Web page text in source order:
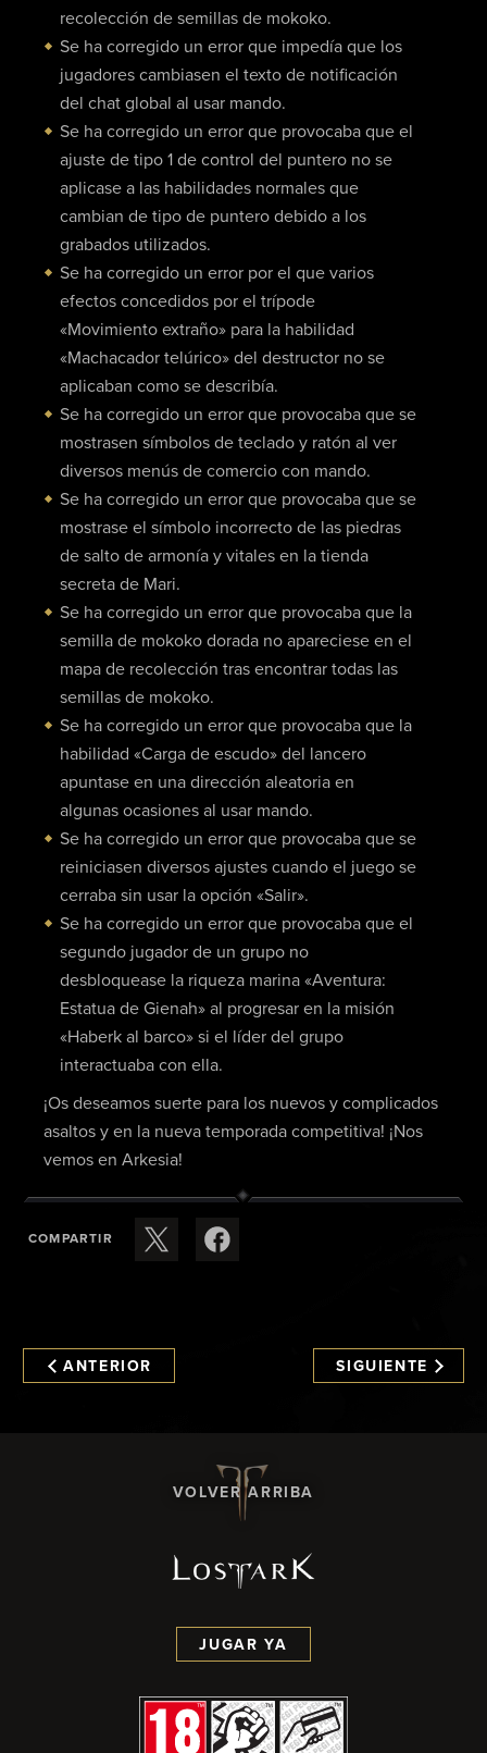
recolección de semillas de mokoko.
Se ha corregido un error que impedía que los
jugadores cambiasen el texto de notificación
del chat global al usar mando.
Se ha corregido un error que provocaba que el
ajuste de tipo 1 de control del puntero no se
aplicase a las habilidades normales que
cambian de tipo de puntero debido a los
grabados utilizados.
Se ha corregido un error por el que varios
efectos concedidos por el trípode
«Movimiento extraño» para la habilidad
«Machacador telúrico» del destructor no se
aplicaban como se describía.
Se ha corregido un error que provocaba que se
mostrasen símbolos de teclado y ratón al ver
diversos menús de comercio con mando.
Se ha corregido un error que provocaba que se
mostrase el símbolo incorrecto de las piedras
de salto de armonía y vitales en la tienda
secreta de Mari.
Se ha corregido un error que provocaba que la
semilla de mokoko dorada no apareciese en el
mapa de recolección tras encontrar todas las
semillas de mokoko.
Se ha corregido un error que provocaba que la
habilidad «Carga de escudo» del lancero
apuntase en una dirección aleatoria en
algunas ocasiones al usar mando.
Se ha corregido un error que provocaba que se
reiniciasen diversos ajustes cuando el juego se
cerraba sin usar la opción «Salir».
Se ha corregido un error que provocaba que el
segundo jugador de un grupo no
desbloquease la riqueza marina «Aventura:
Estatua de Gienah» al progresar en la misión
«Haberk al barco» si el líder del grupo
interactuaba con ella.
¡Os deseamos suerte para los nuevos y complicados
asaltos y en la nueva temporada competitiva! ¡Nos
vemos en Arkesia!
COMPARTIR
ANTERIOR SIGUIENTE
VOLVER ARRIBA
JUGAR YA